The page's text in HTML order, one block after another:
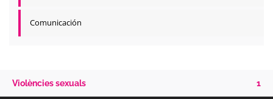
Comunicación
Violències sexuals 1